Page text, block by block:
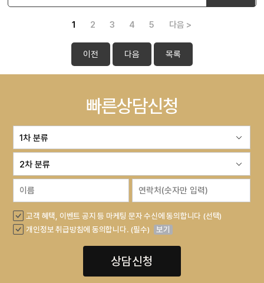
1 2 3 4 5 다음 >
이전 다음 목록
빠른상담신청
고객 혜택, 이벤트 공지 등 마케팅 문자 수신에 동의합니다 (선택)
개인정보 취급방침에 동의합니다. (필수)
보기
상담신청